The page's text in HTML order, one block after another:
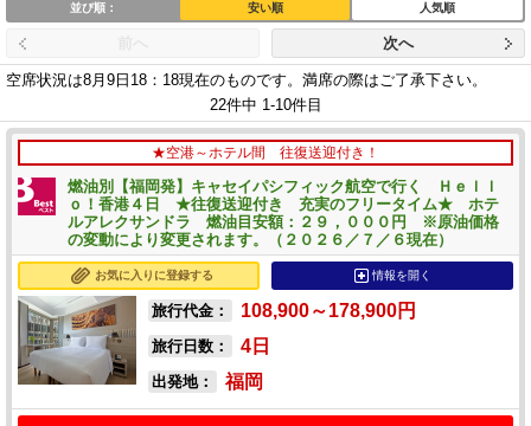
並び順： 安い順 人気順
次へ
空席状況は8月9日18：18現在のものです。 満席の際はご了承下さい。
22件中 1-10件目
★空港～ホテル間 往復送迎付き！
燃油別【福岡発】キャセイパシフィック航空で行く Ｈｅｌｌ
ｏ！香港４日 ★往復送迎付き 充実のフリータイム★ ホテ
ルアレクサンドラ 燃油目安額：２９，０００円 ※原油価格
の変動により変更されます。（２０２６／７／６現在）
お気に入りに登録する 情報を開く
旅行代金： 108,900～178,900円
旅行日数： 4 日
出発地： 福岡